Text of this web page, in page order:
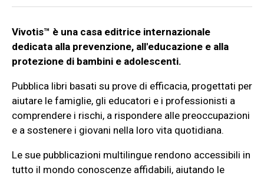
Vivotis™ è una casa editrice internazionale
dedicata alla prevenzione, all'educazione e alla
protezione di bambini e adolescenti.
Pubblica libri basati su prove di efficacia, progettati per
aiutare le famiglie, gli educatori e i professionisti a
comprendere i rischi, a rispondere alle preoccupazioni
e a sostenere i giovani nella loro vita quotidiana.
Le sue pubblicazioni multilingue rendono accessibili in
tutto il mondo conoscenze affidabili, aiutando le